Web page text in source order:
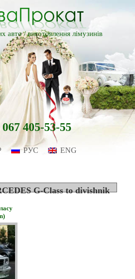
авто /виготовлення лімузинів
405-53-55
РУС ENG
G-Class to divishnik